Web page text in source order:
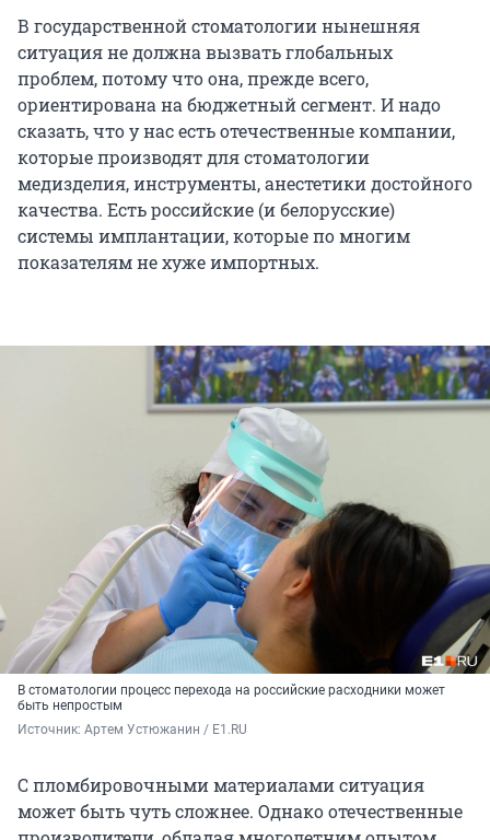
В государственной стоматологии нынешняя
ситуация не должна вызвать глобальных
проблем, потому что она, прежде всего,
ориентирована на бюджетный сегмент. И надо
сказать, что у нас есть отечественные компании,
которые производят для стоматологии
медизделия, инструменты, анестетики достойного
качества. Есть российские (и белорусские)
системы имплантации, которые по многим
показателям не хуже импортных.
В стоматологии процесс перехода на российские расходники может
быть непростым
Источник: Артем Устюжанин / E1.RU
С пломбировочными материалами ситуация
может быть чуть сложнее. Однако отечественные